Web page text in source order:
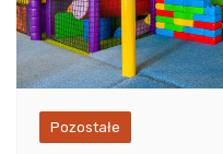
Pozostałe